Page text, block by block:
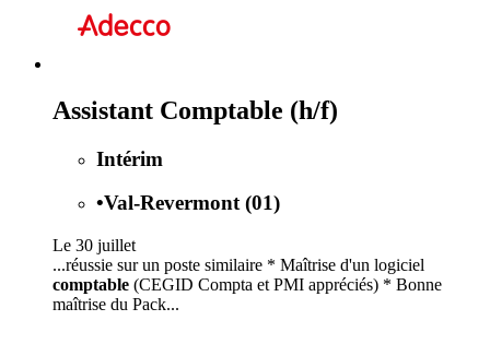
Assistant Comptable (h/f)
Intérim
•Val-Revermont (01)
Le 30 juillet
...réussie sur un poste similaire * Maîtrise d'un logiciel
comptable (CEGID Compta et PMI appréciés) * Bonne
maîtrise du Pack...